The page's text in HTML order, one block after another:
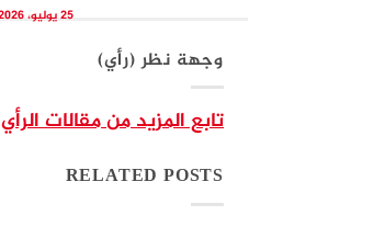
25 يوليو، 2026
وجهة نظر (رأي)
تابع المزيد من مقالات الرأي
RELATED POSTS